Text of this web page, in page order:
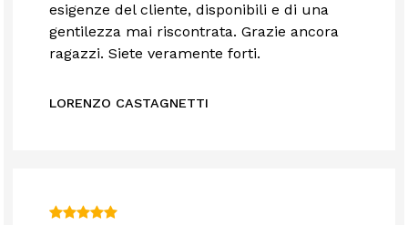
esigenze del cliente, disponibili e di una
gentilezza mai riscontrata. Grazie ancora
ragazzi. Siete veramente forti.
LORENZO CASTAGNETTI